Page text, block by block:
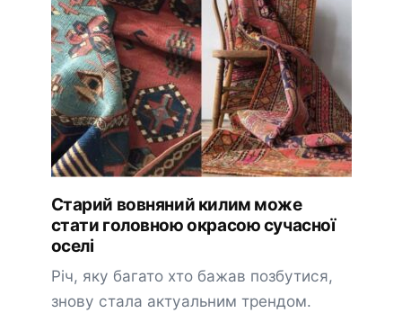
Старий вовняний килим може
стати головною окрасою сучасної
оселі
Річ, яку багато хто бажав позбутися,
знову стала актуальним трендом.